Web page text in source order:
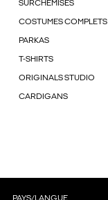
SURCHEMISES
COSTUMES COMPLETS
PARKAS
T-SHIRTS
ORIGINALS STUDIO
CARDIGANS